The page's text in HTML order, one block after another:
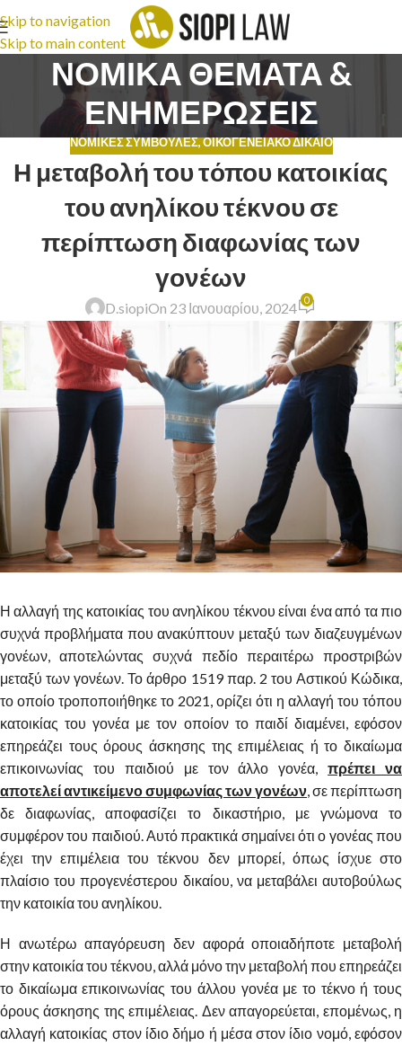
Skip to navigation
Skip to main content
ΝΟΜΙΚΑ ΘΕΜΑΤΑ &
ΕΝΗΜΕΡΩΣΕΙΣ
ΝΟΜΙΚΈΣ ΣΥΜΒΟΥΛΈΣ,ΟΙΚΟΓΕΝΕΙΑΚΌ ΔΊΚΑΙΟ
Η μεταβολή του τόπου κατοικίας
του ανηλίκου τέκνου σε
περίπτωση διαφωνίας των
γονέων
D.siopiOn 23 Ιανουαρίου, 2024 0
Η αλλαγή της κατοικίας του ανηλίκου τέκνου είναι ένα από τα πιο
συχνά προβλήματα που ανακύπτουν μεταξύ των διαζευγμένων
γονέων, αποτελώντας συχνά πεδίο περαιτέρω προστριβών
μεταξύ των γονέων. Το άρθρο 1519 παρ. 2 του Αστικού Κώδικα,
το οποίο τροποποιήθηκε το 2021, ορίζει ότι η αλλαγή του τόπου
κατοικίας του γονέα με τον οποίον το παιδί διαμένει, εφόσον
επηρεάζει τους όρους άσκησης της επιμέλειας ή το δικαίωμα
επικοινωνίας του παιδιού με τον άλλο γονέα,πρέπει να
αποτελεί αντικείμενο συμφωνίας των γονέων, σε περίπτωση
δε διαφωνίας, αποφασίζει το δικαστήριο, με γνώμονα το
συμφέρον του παιδιού. Αυτό πρακτικά σημαίνει ότι ο γονέας που
έχει την επιμέλεια του τέκνου δεν μπορεί, όπως ίσχυε στο
πλαίσιο του προγενέστερου δικαίου, να μεταβάλει αυτοβούλως
την κατοικία του ανηλίκου.
Η ανωτέρω απαγόρευση δεν αφορά οποιαδήποτε μεταβολή
στην κατοικία του τέκνου, αλλά μόνο την μεταβολή που επηρεάζει
το δικαίωμα επικοινωνίας του άλλου γονέα με το τέκνο ή τους
όρους άσκησης της επιμέλειας. Δεν απαγορεύεται, επομένως, η
αλλαγή κατοικίας στον ίδιο δήμο ή μέσα στον ίδιο νομό, εφόσον